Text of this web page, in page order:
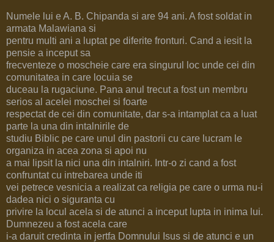
Numele lui e A. B. Chipanda si are 94 ani. A fost soldat in
armata Malawiana si
pentru multi ani a luptat pe diferite fronturi. Cand a iesit la
pensie a inceput sa
frecventeze o moscheie care era singurul loc unde cei din
comunitatea in care locuia se
duceau la rugaciune. Pana anul trecut a fost un membru
serios al acelei moschei si foarte
respectat de cei din comunitate, dar s-a intamplat ca a luat
parte la una din intalnirile de
studiu Biblic pe care unul din pastorii cu care lucram le
organiza in acea zona si apoi nu
a mai lipsit la nici una din intalniri. Intr-o zi cand a fost
confruntat cu intrebarea unde iti
vei petrece vesnicia a realizat ca religia pe care o urma nu-i
dadea nici o siguranta cu
privire la locul acela si de atunci a inceput lupta in inima lui.
Dumnezeu a fost acela care
i-a daruit credinta in jertfa Domnului Isus si de atunci e un